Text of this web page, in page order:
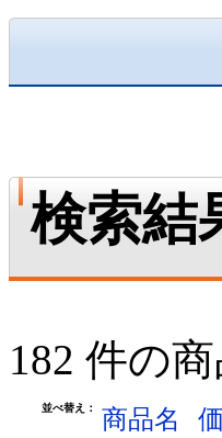
検索結
182 件の
並べ替え： 商品名